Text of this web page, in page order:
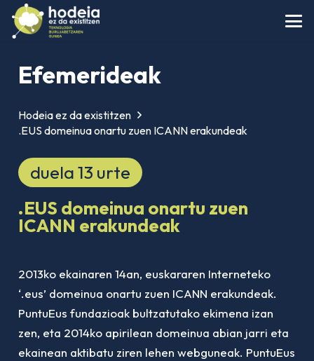
Efemerideak
Hodeia ez da existitzen
.EUS domeinua onartu zuen ICANN erakundeak
duela 13 urte
.EUS domeinua onartu zuen
ICANN erakundeak
2013ko ekainaren 14an, euskararen Interneteko
‘.eus’ domeinua onartu zuen ICANN erakundeak.
PuntuEus fundazioak bultzatutako ekimena izan
zen, eta 2014ko apirilean domeinua abian jarri eta
ekainean aktibatu ziren lehen webguneak. PuntuEus